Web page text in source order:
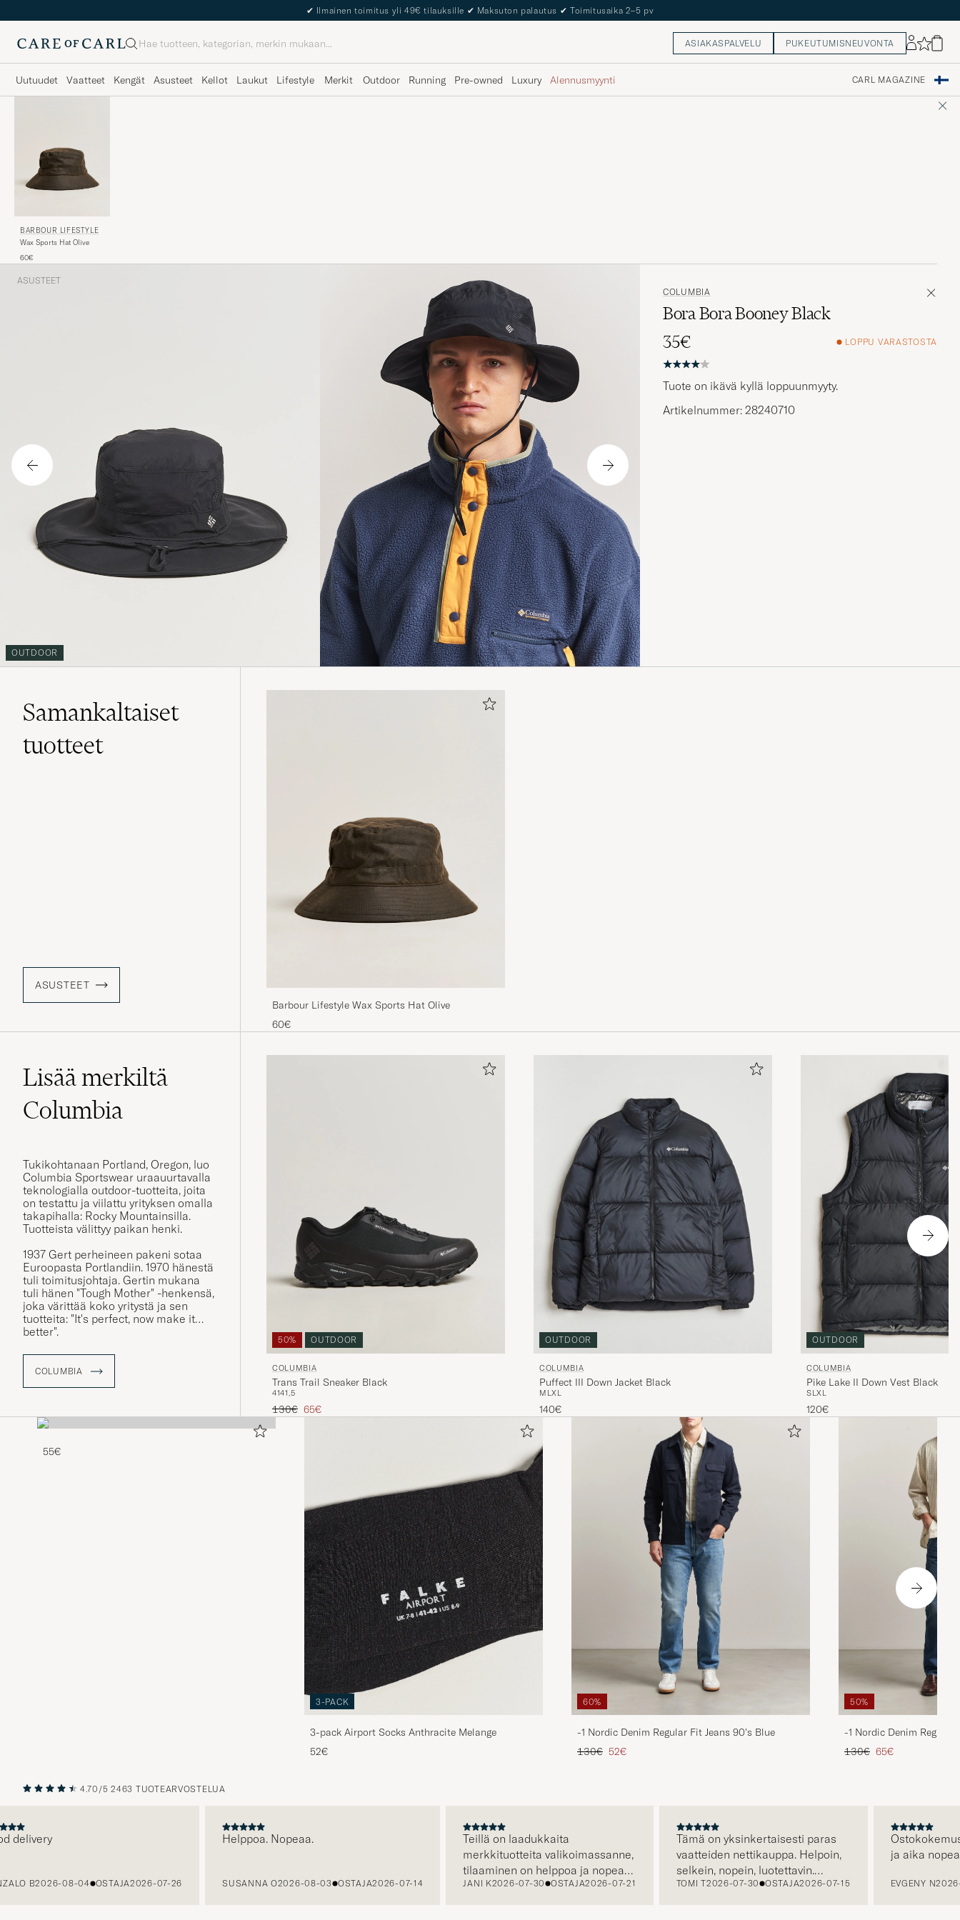
✔ Ilmainen toimitus yli 49€ tilauksille ✔ Maksuton palautus ✔ Toimitusaika 2–5 pv
Haku ASIAKASPALVELU PUKEUTUMISNEUVONTA
Uutuudet Vaatteet Kengät Asusteet Kellot Laukut Lifestyle Merkit Outdoor Running Pre-owned Luxury Alennusmyynti CARL MAGAZINE
BARBOUR LIFESTYLE
Wax Sports Hat Olive
60€
ASUSTEET
OUTDOOR
COLUMBIA
Bora Bora Booney Black
35€
LOPPU VARASTOSTA
Tuote on ikävä kyllä loppuunmyyty.
Artikelnummer: 28240710
Samankaltaiset
tuotteet
ASUSTEET
Barbour Lifestyle Wax Sports Hat Olive
60€
Lisää merkiltä
Columbia
Tukikohtanaan Portland, Oregon, luo
Columbia Sportswear uraauurtavalla
teknologialla outdoor-tuotteita, joita
on testattu ja viilattu yrityksen omalla
takapihalla: Rocky Mountainsilla.
Tuotteista välittyy paikan henki.
1937 Gert perheineen pakeni sotaa
Euroopasta Portlandiin. 1970 hänestä
tuli toimitusjohtaja. Gertin mukana
tuli hänen "Tough Mother" -henkensä,
joka värittää koko yritystä ja sen
tuotteita: "It's perfect, now make it
better".
COLUMBIA
50% OUTDOOR
COLUMBIA
Trans Trail Sneaker Black
4141,5
Tavallinen hinta
130€ Alennettu hinta
65€
OUTDOOR
COLUMBIA
Puffect III Down Jacket Black
M LXL
140€
OUTDOOR
COLUMBIA
Pike Lake II Down Vest Black
SLXL
120€
55€
3-PACK
3-pack Airport Socks Anthracite Melange
52€
60%
-1 Nordic Denim Regular Fit Jeans 90's Blue
Tavallinen hinta
130€ Alennettu hinta
52€
50%
-1 Nordic Denim Regular
Tavallinen hinta
130€ Alennettu hinta
65€
EDELLINEN
4.70/5 2463 TUOTEARVOSTELUA
B2026-08-04 OSTAJA2026-07-26
Helppoa. Nopeaa.
SUSANNA O2026-08-03 OSTAJA2026-07-14
Teillä on laadukkaita
merkkituotteita valikoimassanne,
tilaaminen on helppoa ja nopeaa,
sekä asiakaspalvelustanne saa
JANI K2026-07-30 OSTAJA2026-07-21
Tämä on yksinkertaisesti paras
vaatteiden nettikauppa. Helpoin,
selkein, nopein, luotettavin.
Erityisen hienoa että kuljetus on
TOMI T2026-07-30 OSTAJA2026-07-15
Ostokokemus
ja aika nopea
EVGENY N2026-